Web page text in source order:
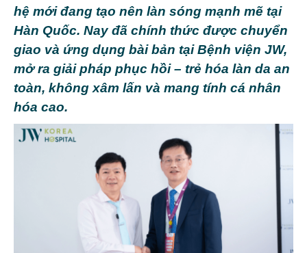
hệ mới đang tạo nên làn sóng mạnh mẽ tại
Hàn Quốc. Nay đã chính thức được chuyển
giao và ứng dụng bài bản tại Bệnh viện JW,
mở ra giải pháp phục hồi – trẻ hóa làn da an
toàn, không xâm lấn và mang tính cá nhân
hóa cao.